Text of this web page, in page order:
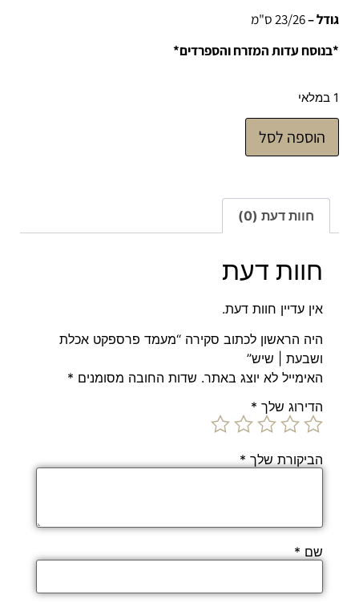
גודל –
*בנוסח עדות המזרח והספרדים*
1 במלאי
הוספה לסל
חוות דעת (0)
חוות דעת
אין עדיין חוות דעת.
היה הראשון לכתוב סקירה “מעמד פרספקט אכלת
ושבעת | שיש”
האימייל לא יוצג באתר. שדות החובה מסומנים *
הדירוג שלך *
הביקורת שלך *
שם *